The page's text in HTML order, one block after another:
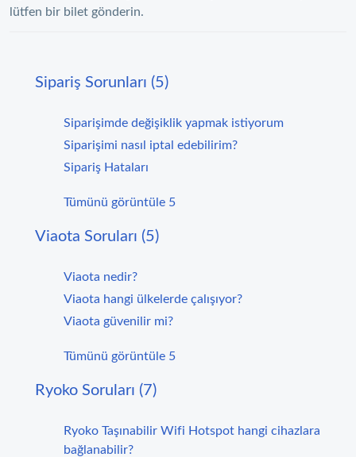
lütfen bir bilet gönderin.
Sipariş Sorunları (5)
Siparişimde değişiklik yapmak istiyorum
Siparişimi nasıl iptal edebilirim?
Sipariş Hataları
Tümünü görüntüle 5
Viaota Soruları (5)
Viaota nedir?
Viaota hangi ülkelerde çalışıyor?
Viaota güvenilir mi?
Tümünü görüntüle 5
Ryoko Soruları (7)
Ryoko Taşınabilir Wifi Hotspot hangi cihazlara
bağlanabilir?